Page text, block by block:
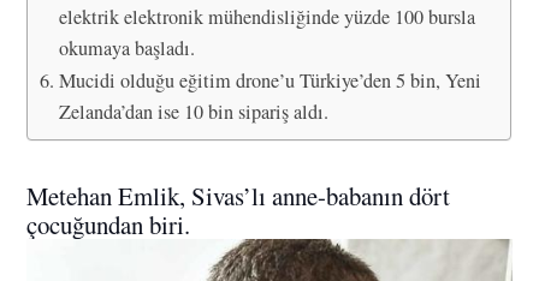
elektrik elektronik mühendisliğinde yüzde 100 bursla
okumaya başladı.
Mucidi olduğu eğitim drone’u Türkiye’den 5 bin, Yeni
Zelanda’dan ise 10 bin sipariş aldı.
Metehan Emlik, Sivas’lı anne-babanın dört
çocuğundan biri.